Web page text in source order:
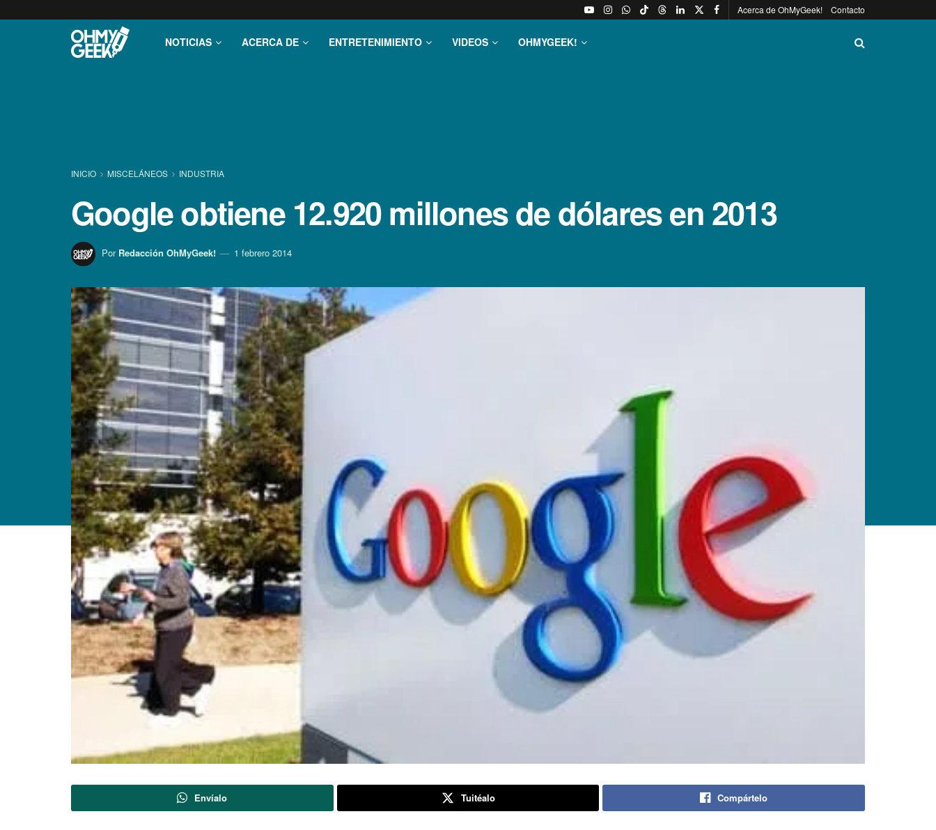
Acerca de OhMyGeek! Contacto
NOTICIAS ACERCA DE ENTRETENIMIENTO VIDEOS OHMYGEEK!
INICIO MISCELÁNEOS INDUSTRIA
Google obtiene 12.920 millones de dólares en 2013
Por Redacción OhMyGeek! 1 febrero 2014
Envíalo Tuitéalo Compártelo